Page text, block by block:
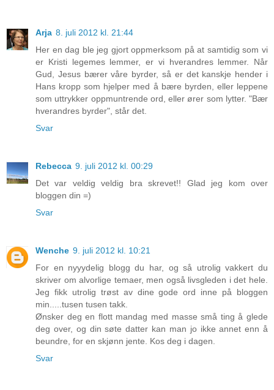
Arja 8. juli 2012 kl. 21:44
Her en dag ble jeg gjort oppmerksom på at samtidig som vi
er Kristi legemes lemmer, er vi hverandres lemmer. Når
Gud, Jesus bærer våre byrder, så er det kanskje hender i
Hans kropp som hjelper med å bære byrden, eller leppene
som uttrykker oppmuntrende ord, eller ører som lytter. "Bær
hverandres byrder", står det.
Svar
Rebecca 9. juli 2012 kl. 00:29
Det var veldig veldig bra skrevet!! Glad jeg kom over
bloggen din =)
Svar
Wenche 9. juli 2012 kl. 10:21
For en nyyydelig blogg du har, og så utrolig vakkert du
skriver om alvorlige temaer, men også livsgleden i det hele.
Jeg fikk utrolig trøst av dine gode ord inne på bloggen
min.....tusen tusen takk.
Ønsker deg en flott mandag med masse små ting å glede
deg over, og din søte datter kan man jo ikke annet enn å
beundre, for en skjønn jente. Kos deg i dagen.
Svar